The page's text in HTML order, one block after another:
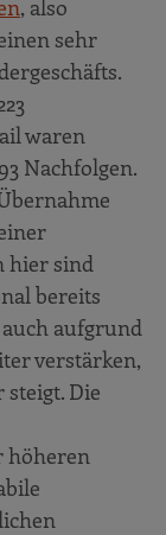
, also
sehr
waren
Nachfolgen.
hier sind
bereits
aufgrund
verstärken,
steigt. Die
höheren